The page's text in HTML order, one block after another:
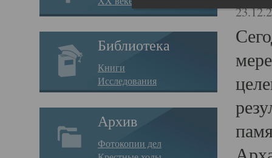
Библиотека
Книги
Исследования
Архив
Фотокопии дел